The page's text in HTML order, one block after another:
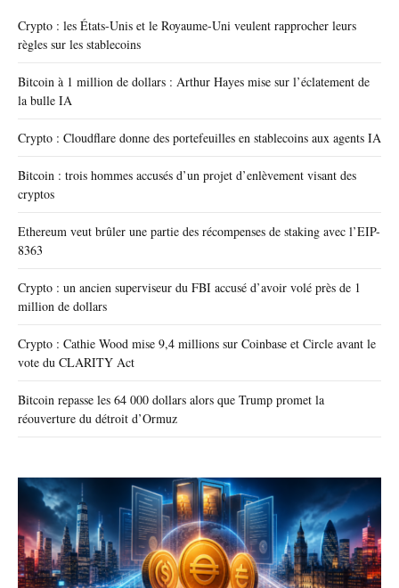
Crypto : les États-Unis et le Royaume-Uni veulent rapprocher leurs
règles sur les stablecoins
Bitcoin à 1 million de dollars : Arthur Hayes mise sur l’éclatement de
la bulle IA
Crypto : Cloudflare donne des portefeuilles en stablecoins aux agents IA
Bitcoin : trois hommes accusés d’un projet d’enlèvement visant des
cryptos
Ethereum veut brûler une partie des récompenses de staking avec l’EIP-
8363
Crypto : un ancien superviseur du FBI accusé d’avoir volé près de 1
million de dollars
Crypto : Cathie Wood mise 9,4 millions sur Coinbase et Circle avant le
vote du CLARITY Act
Bitcoin repasse les 64 000 dollars alors que Trump promet la
réouverture du détroit d’Ormuz